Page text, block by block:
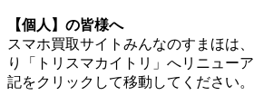
【個人】の皆様へ
スマホ買取サイトみんなのすまほは
り「トリスマカイトリ」へリニュー
記をクリックして移動してください。